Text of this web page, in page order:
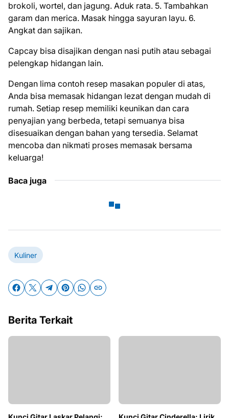
brokoli, wortel, dan jagung. Aduk rata. 5. Tambahkan
garam dan merica. Masak hingga sayuran layu. 6.
Angkat dan sajikan.
Capcay bisa disajikan dengan nasi putih atau sebagai
pelengkap hidangan lain.
Dengan lima contoh resep masakan populer di atas,
Anda bisa memasak hidangan lezat dengan mudah di
rumah. Setiap resep memiliki keunikan dan cara
penyajian yang berbeda, tetapi semuanya bisa
disesuaikan dengan bahan yang tersedia. Selamat
mencoba dan nikmati proses memasak bersama
keluarga!
Baca juga
Kuliner
Berita Terkait
Kunci Gitar Cinderella: Lirik,
Chord, dan Cara Mainkan